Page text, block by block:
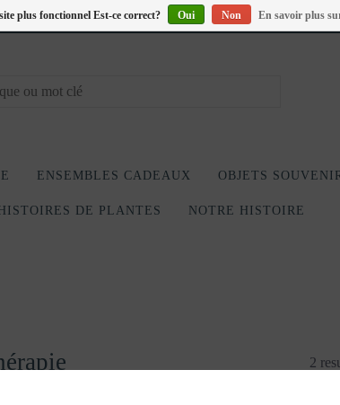
ENSEMBLES CADEAUX OBJETS
HISTOIRES DE PLANTES NOTRE HISTOIRE
2
plus fonctionnel Est-ce correct? Oui Non En savoir plus